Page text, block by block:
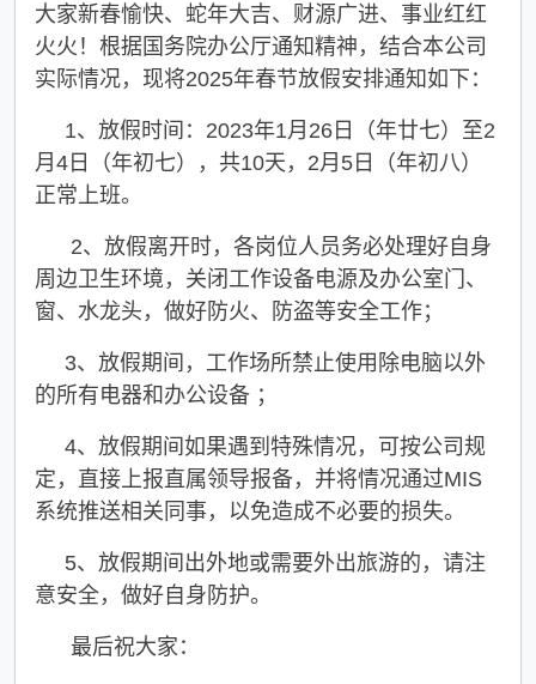
大家新春愉快、蛇年大吉、财源广进、事业红红
火火！ 根据国务院办公厅通知精神，结合本公司
实际情况，现将2025年春节放假安排通知如下：
1、放假时间：2023年1月26日（年廿七）至2
月4日（年初七），共10天，2月5 日
（年初八）
正常上班。
2、放假离开时，各岗位人员务必处理好自身
周边卫生环境，关闭工作设备电源及办公室门、
窗、水龙头，做好防火、防盗等安全工作；
3、放假期间，工作场所禁止使用除电脑以外
的所有电器和办公设备 ；
4、放假期间如果遇到特殊情况，可按公司规
定，直接上报直属领导报备，并将情况通过MIS
系统推送相关同事，以免造成不必要的损失。
5、放假期间出外地或需要外出旅游的，请注
意安全，做好自身防护。
最后祝大家：